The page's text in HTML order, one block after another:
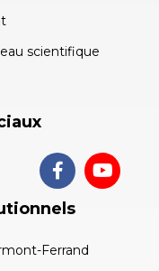
scientifique
Ferrand